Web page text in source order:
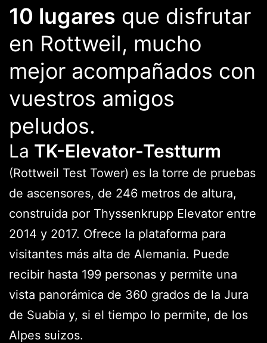
10 lugares que disfrutar
en Rottweil, mucho
mejor acompañados con
vuestros amigos
peludos.
La TK-Elevator-Testturm
(Rottweil Test Tower) es la torre de pruebas
de ascensores, de 246 metros de altura,
construida por Thyssenkrupp Elevator entre
2014 y 2017. Ofrece la plataforma para
visitantes más alta de Alemania. Puede
recibir hasta 199 personas y permite una
vista panorámica de 360 grados de la Jura
de Suabia y, si el tiempo lo permite, de los
Alpes suizos.